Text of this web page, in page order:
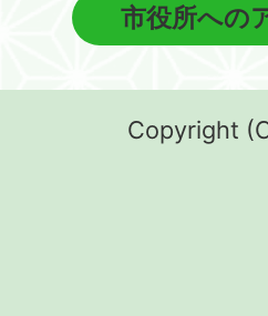
市役所への
Copyright